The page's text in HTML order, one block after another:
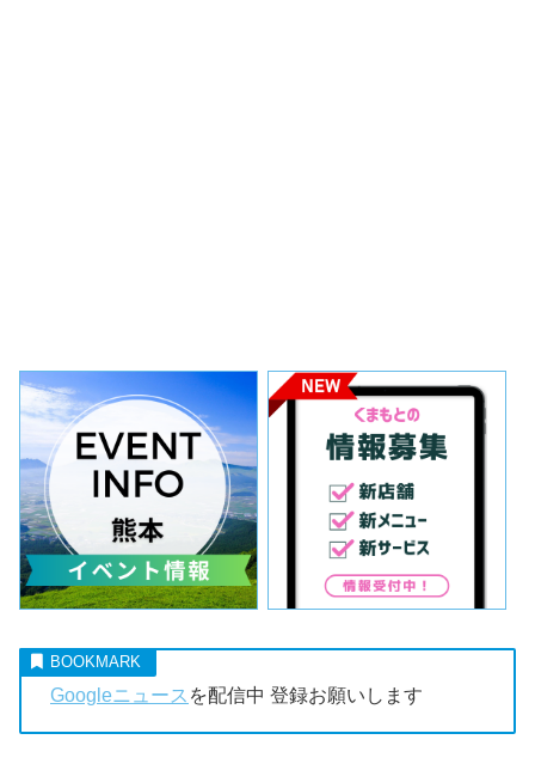
Googleニュース を配信中 登録お願いします